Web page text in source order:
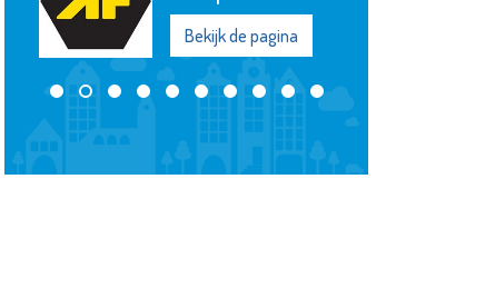
Bekijk de pagina